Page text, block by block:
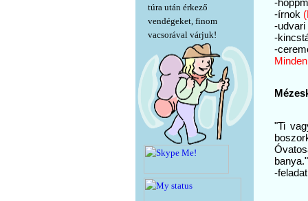
túra után érkező
vendégeket, finom
vacsorával várjuk!
-
-írnok
-
-
-
"Ti
banya."
-